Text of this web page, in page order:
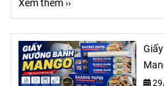
Xem thêm ››